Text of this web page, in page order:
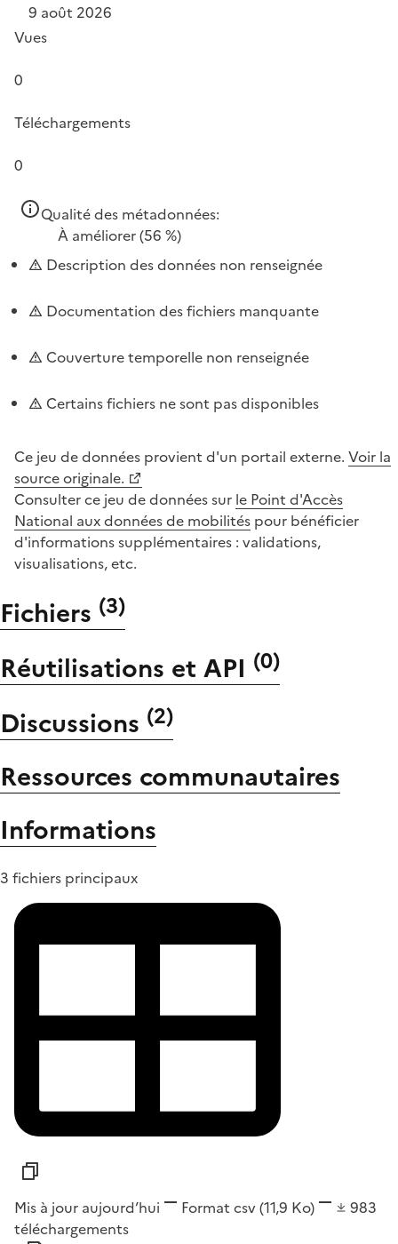
9 août 2026
Vues
0
Téléchargements
0
Qualité des métadonnées:
À améliorer(56 %)
Description des données non renseignée
Documentation des fichiers manquante
Couverture temporelle non renseignée
Certains fichiers ne sont pas disponibles
Ce jeu de données provient d'un portail externe. Voir la
source originale.
Consulter ce jeu de données sur le Point d'Accès
National aux données de mobilités pour bénéficier
d'informations supplémentaires : validations,
visualisations, etc.
Fichiers (3)
Réutilisations et API (0)
Discussions (2)
Ressources communautaires
Informations
3 fichiers principaux
Mis à jour aujourd’hui Format csv(11,9 Ko)
983
téléchargements